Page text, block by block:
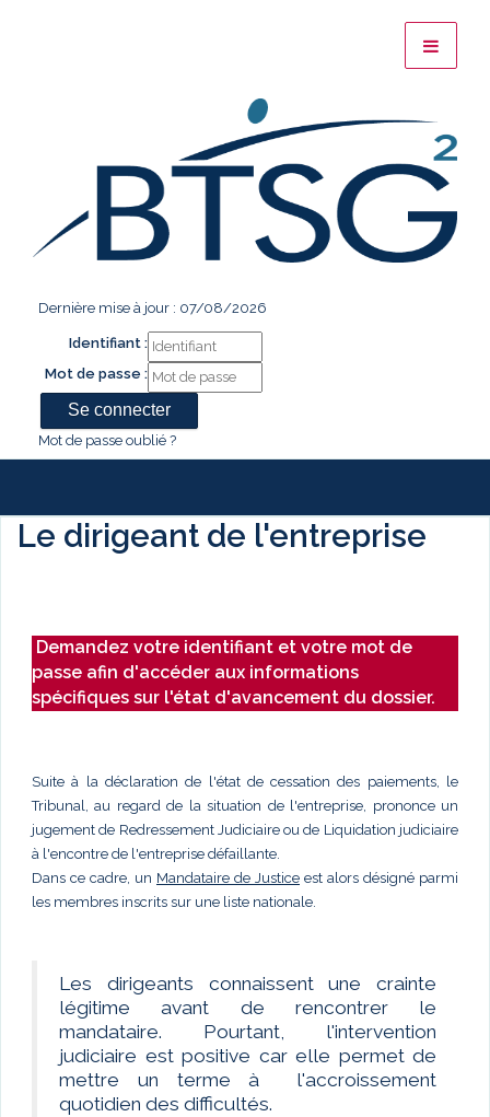
Dernière mise à jour : 07/08/2026
Identifiant :
Mot de passe :
Mot de passe oublié ?
Le dirigeant de l'entreprise
Demandez votre identifiant et votre mot de
passe afin d'accéder aux informations
spécifiques sur l'état d'avancement du dossier.
Suite à la déclaration de l'état de cessation des paiements, le
Tribunal, au regard de la situation de l'entreprise, prononce un
jugement de Redressement Judiciaire ou de Liquidation judiciaire
à l'encontre de l'entreprise défaillante.
Dans ce cadre, un Mandataire de Justice est alors désigné parmi
les membres inscrits sur une liste nationale.
Les dirigeants connaissent une crainte
légitime avant de rencontrer le
mandataire. Pourtant, l'intervention
judiciaire est positive car elle permet de
mettre un terme à l'accroissement
quotidien des difficultés.